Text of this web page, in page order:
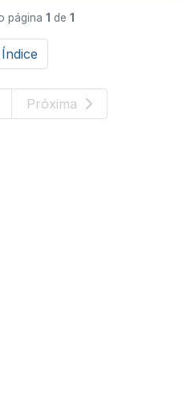
página 1 de 1
Índice
Próxima